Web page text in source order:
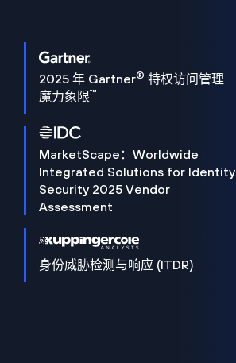
2025 年 Gartner® 特权访问管理
魔力象限™
MarketScape：Worldwide
Integrated Solutions for Identity
Security 2025 Vendor
Assessment
身份威胁检测与响应 (ITDR)